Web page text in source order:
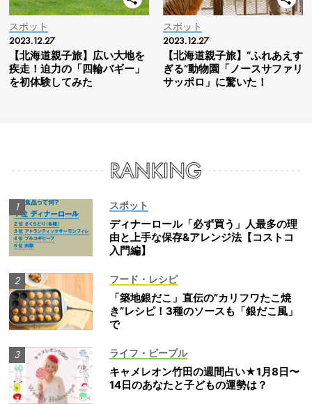
スポット
2023.12.27
【北海道親子旅】広い大地を
疾走！迫力の「四輪バギー」
を初体験してみた
スポット
2023.12.27
【北海道親子旅】“ふれあえす
ぎる”動物園「ノースサファリ
サッポロ」に驚いた！
スポット
ディナーロール「必ず買う」人最多の理
由と上手な保存&アレンジ法【コストコ
入門編】
フード・レシピ
「築地銀だこ」直伝の”カリフワたこ焼
き”レシピ！3種のソースも「銀だこ風」
で
ライフ・ピープル
キャメレオン竹田の週間占い★1月8日〜
14日のあなたと子どもの運勢は？